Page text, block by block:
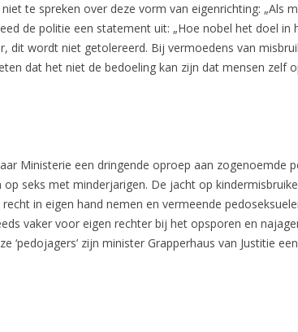
te spreken over deze vorm van eigenrichting: „Als
de politie een statement uit: „Hoe nobel het doel in
dit wordt niet getolereerd. Bij vermoedens van
dat het niet de bedoeling kan zijn dat mensen zelf
Ministerie een dringende oproep aan zogenoemde
seks met minderjarigen. De jacht op
in eigen hand nemen en vermeende
vaker voor eigen rechter bij het opsporen en
zijn minister Grapperhaus van Justitie